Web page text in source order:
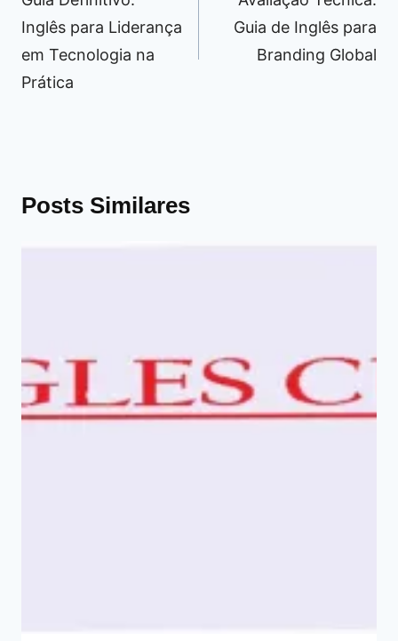
Post
Inglês para Liderança
em Tecnologia na
Prática
Guia de Inglês para
Branding Global
Posts Similares